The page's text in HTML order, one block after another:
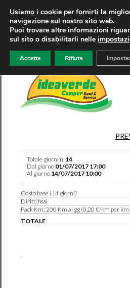
Totale giorni n. 14
Dal giorno 01/07/2017 17:00
Al giorno 14/07/2017 10:00
Costo base (14 giorni)
Diritti fissi
Pack Km: 200 Km al gg (0,20 €/km per km
TOTALE
.
Usiamo i cookie per fornirti la
navigazione sul nostro sito web.
Puoi trovare altre informazioni
sul sito o disabilitarli nelle
Accetta Rifiuta